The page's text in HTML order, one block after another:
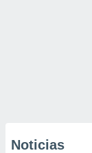
Noticias